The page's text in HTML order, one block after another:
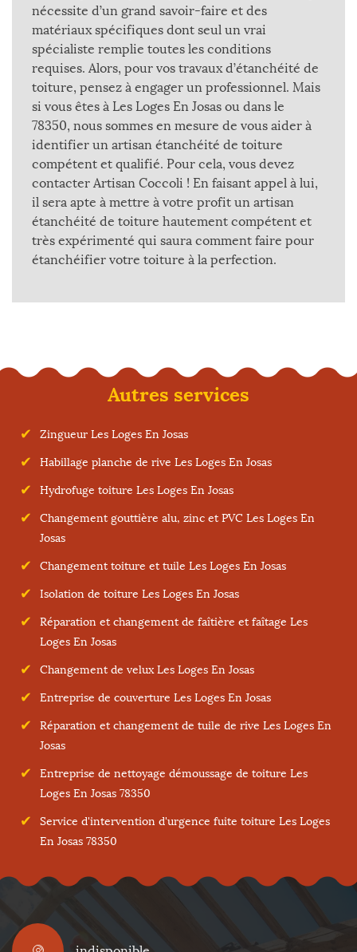
nécessite d’un grand savoir-faire et des
matériaux spécifiques dont seul un vrai
spécialiste remplie toutes les conditions
requises. Alors, pour vos travaux d’étanchéité de
toiture, pensez à engager un professionnel. Mais
si vous êtes à Les Loges En Josas ou dans le
78350, nous sommes en mesure de vous aider à
identifier un artisan étanchéité de toiture
compétent et qualifié. Pour cela, vous devez
contacter Artisan Coccoli ! En faisant appel à lui,
il sera apte à mettre à votre profit un artisan
étanchéité de toiture hautement compétent et
très expérimenté qui saura comment faire pour
étanchéifier votre toiture à la perfection.
Autres services
Zingueur Les Loges En Josas
Habillage planche de rive Les Loges En Josas
Hydrofuge toiture Les Loges En Josas
Changement gouttière alu, zinc et PVC Les Loges En
Josas
Changement toiture et tuile Les Loges En Josas
Isolation de toiture Les Loges En Josas
Réparation et changement de faîtière et faîtage Les
Loges En Josas
Changement de velux Les Loges En Josas
Entreprise de couverture Les Loges En Josas
Réparation et changement de tuile de rive Les Loges En
Josas
Entreprise de nettoyage démoussage de toiture Les
Loges En Josas 78350
Service d'intervention d'urgence fuite toiture Les Loges
En Josas 78350